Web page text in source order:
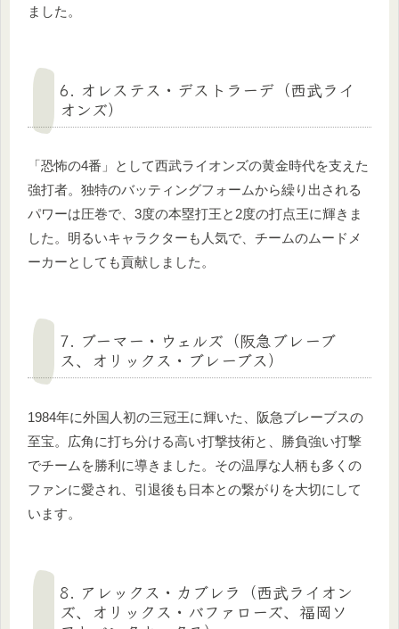
ました。
6. オレステス・デストラーデ（西武ライ
オンズ）
「恐怖の4番」として西武ライオンズの黄金時代を支えた
強打者。独特のバッティングフォームから繰り出される
パワーは圧巻で、3度の本塁打王と2度の打点王に輝きま
した。明るいキャラクターも人気で、チームのムードメ
ーカーとしても貢献しました。
7. ブーマー・ウェルズ（阪急ブレーブ
ス、オリックス・ブレーブス）
1984年に外国人初の三冠王に輝いた、阪急ブレーブスの
至宝。広角に打ち分ける高い打撃技術と、勝負強い打撃
でチームを勝利に導きました。その温厚な人柄も多くの
ファンに愛され、引退後も日本との繋がりを大切にして
います。
8. アレックス・カブレラ（西武ライオン
ズ、オリックス・バファローズ、福岡ソ